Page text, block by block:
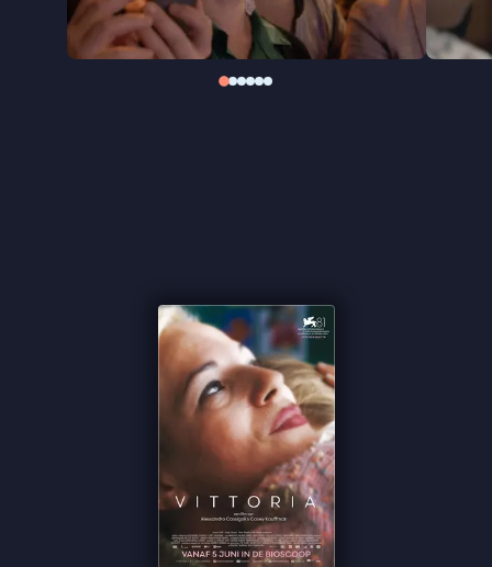
★★★½ Cinemagazine
"Eigenlijk heel mooi dat iemand zo’n verhaal in deze
de Filmkrant